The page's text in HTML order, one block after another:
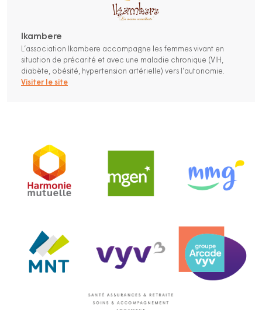
Ikambere
L’association Ikambere accompagne les femmes vivant en
situation de précarité et avec une maladie chronique (VIH,
diabète, obésité, hypertension artérielle) vers l’autonomie.
Visiter le site